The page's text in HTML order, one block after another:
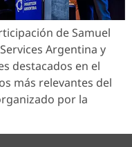
de Samuel
Argentina y
destacados en el
más relevantes del
por la